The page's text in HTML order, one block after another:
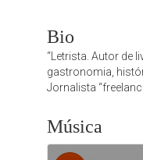
Bio
“Letrista. Autor de
gastronomia,
Jornalista
Música